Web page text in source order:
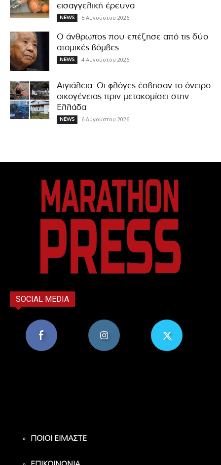
εισαγγελική έρευνα
NEWS 5 Αυγούστου 2026
Ο άνθρωπος που επέζησε από τις δύο
ατομικές βόμβες
NEWS 4 Αυγούστου 2026
Αιγιάλεια: Οι φλόγες έσβησαν το όνειρο
οικογένειας πριν μετακομίσει στην
Ελλάδα
NEWS 6 Αυγούστου 2026
SOCIAL MEDIA
ΠΟΙΟΙ ΕΙΜΑΣΤΕ